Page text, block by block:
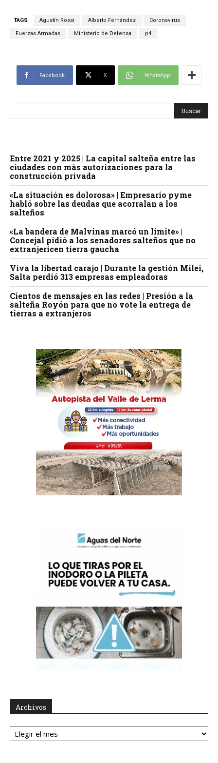
TAGS Agustín Rossi Alberto Fernández Coronavirus
Fuerzas Armadas Ministerio de Defensa p4
Facebook X WhatsApp
Entre 2021 y 2025 | La capital salteña entre las
ciudades con más autorizaciones para la
construcción privada
«La situación es dolorosa» | Empresario pyme
habló sobre las deudas que acorralan a los
salteños
«La bandera de Malvinas marcó un límite» |
Concejal pidió a los senadores salteños que no
extranjericen tierra gaucha
Viva la libertad carajo | Durante la gestión Milei,
Salta perdió 313 empresas empleadoras
Cientos de mensajes en las redes | Presión a la
salteña Royón para que no vote la entrega de
tierras a extranjeros
Archivos
Archivos